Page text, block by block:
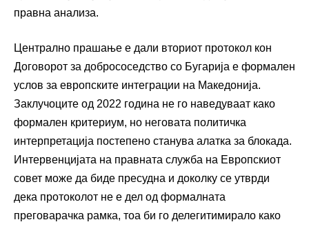
правна анализа.
Централно прашање е дали вториот протокол кон
Договорот за добрососедство со Бугарија е формален
услов за европските интеграции на Македонија.
Заклучоците од 2022 година не го наведуваат како
формален критериум, но неговата политичка
интерпретација постепено станува алатка за блокада.
Интервенцијата на правната служба на Европскиот
совет може да биде пресудна и доколку се утврди
дека протоколот не е дел од формалната
преговарачка рамка, тоа би го делегитимирало како